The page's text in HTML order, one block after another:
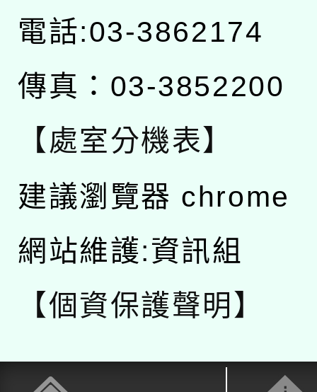
電話:03-3862174
傳真：03-3852200
【處室分機表】
建議瀏覽器 chrome
網站維護:資訊組
【個資保護聲明】